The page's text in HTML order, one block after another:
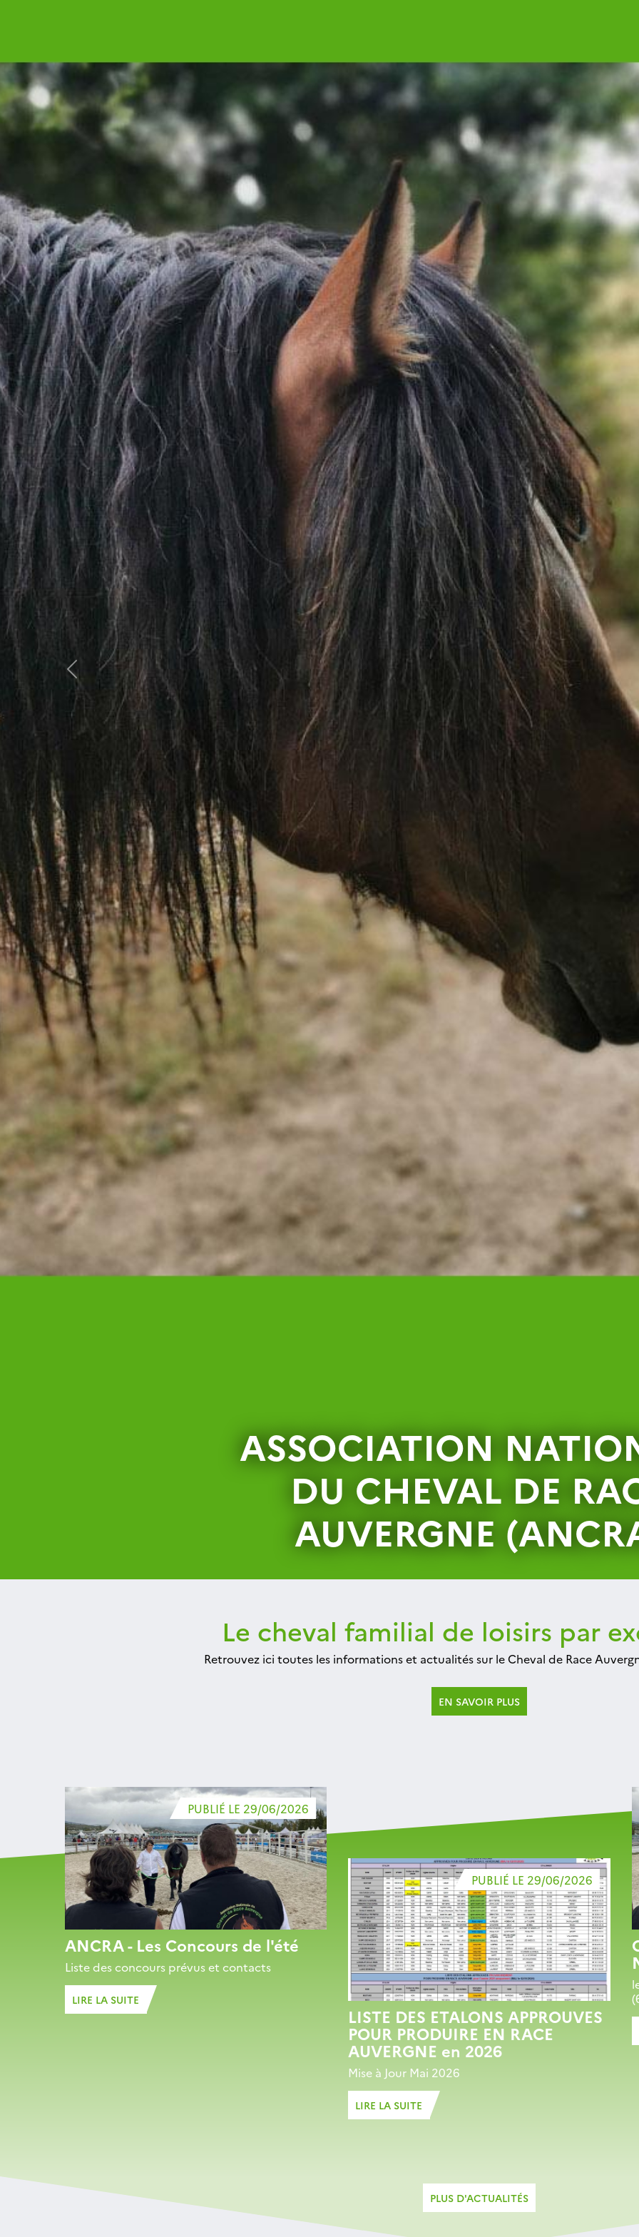
ASSOCIATION
DU CHEVAL DE
AUVERGNE
Previous
Le cheval familial de loisirs par
Retrouvez ici toutes les informations et actualités sur le Cheval de Race
EN SAVOIR PLUS
PUBLIÉ LE 29/06/2026
ANCRA - Les Concours de l'été
Liste des concours prévus et contacts
LIRE LA SUITE
PUBLIÉ LE 29/06/2026
LISTE DES ETALONS APPROUVES
POUR PRODUIRE EN RACE
AUVERGNE en 2026
Mise à Jour Mai 2026
LIRE LA SUITE
PLUS D'ACTUALITÉS